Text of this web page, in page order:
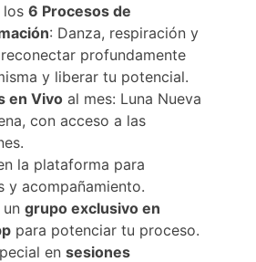
los 6 Procesos de
: Danza, respiración y
profundamente
y liberar tu potencial.
en Vivo al mes: Luna Nueva
con acceso a las
la plataforma para
y acompañamiento.
grupo exclusivo en
para potenciar tu proceso.
en sesiones